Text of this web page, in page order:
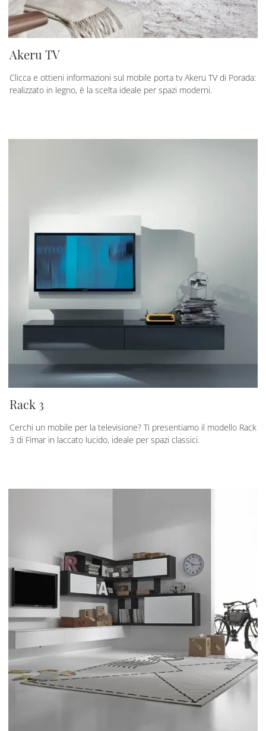
Akeru TV
Clicca e ottieni informazioni sul mobile porta tv Akeru TV di Porada:
realizzato in legno, è la scelta ideale per spazi moderni.
Rack 3
Cerchi un mobile per la televisione? Ti presentiamo il modello Rack
3 di Fimar in laccato lucido, ideale per spazi classici.